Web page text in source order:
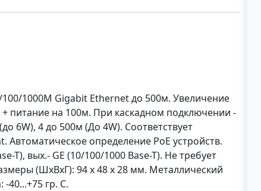
100/1000M Gigabit Ethernet до 500м. Увеличение
питание на 100м. При каскадном подключении -
6W), 4 до 500м (До 4W). Соответствует
Автоматическое определение PoE устройств.
T), вых.- GE (10/100/1000 Base-T). Не требует
(ШхВхГ): 94 x 48 x 28 мм. Металлический
40...+75 гр. С.